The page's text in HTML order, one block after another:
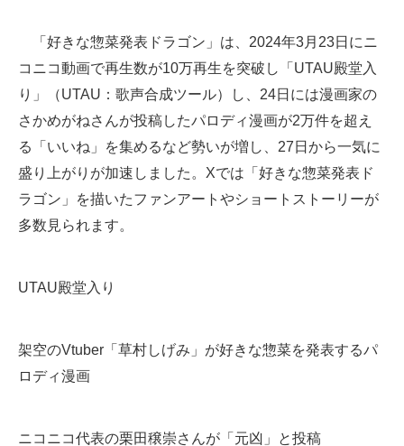
「好きな惣菜発表ドラゴン」は、2024年3月23日にニ
コニコ動画で再生数が10万再生を突破し「UTAU殿堂入
り」（UTAU：歌声合成ツール）し、24日には漫画家の
さかめがねさんが投稿したパロディ漫画が2万件を超え
る「いいね」を集めるなど勢いが増し、27日から一気に
盛り上がりが加速しました。Xでは「好きな惣菜発表ド
ラゴン」を描いたファンアートやショートストーリーが
多数見られます。
UTAU殿堂入り
架空のVtuber「草村しげみ」が好きな惣菜を発表するパ
ロディ漫画
ニコニコ代表の栗田穣崇さんが「元凶」と投稿